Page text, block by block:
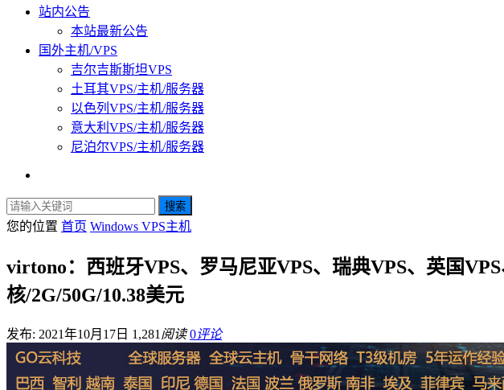
站内公告
本站最新公告
国外主机/VPS
吉尔吉斯斯坦VPS
土耳其VPS/主机/服务器
以色列VPS/主机/服务器
意大利VPS/主机/服务器
尼泊尔VPS/主机/服务器
搜索
您的位置 首页 Windows VPS主机
virtono：西班牙VPS、罗马尼亚VPS、瑞典VPS、英国
核/2G/50G/10.38美元
发布: 2021年10月17日 1,281 阅读 0评论